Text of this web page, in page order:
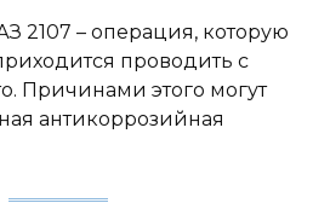
2107 – операция, которую
проводить с
Причинами этого могут
антикоррозийная